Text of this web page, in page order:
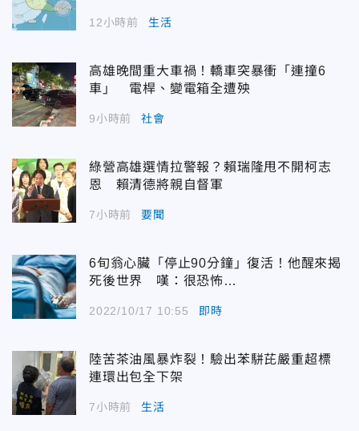
12小時前 生活
高雄晚間重大車禍！轎車突暴衝「連撞6
車」 電桿、變電箱全遭殃
9小時前 社會
綠營高雄選情拉警報？賴瑞隆甩不開柯志
恩 賴清德將親自督軍
7小時前 要聞
6旬翁心臟「停止90分鐘」復活！他醒來揭
死後世界 嘆：很恐怖…
2022/10/17 10:55 即時
陸苦茶油風暴炸裂！驗出苯駢芘嚴重超標
連環出包全下架
7小時前 生活